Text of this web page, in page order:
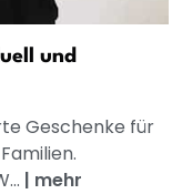
und
Geschenke für
| mehr